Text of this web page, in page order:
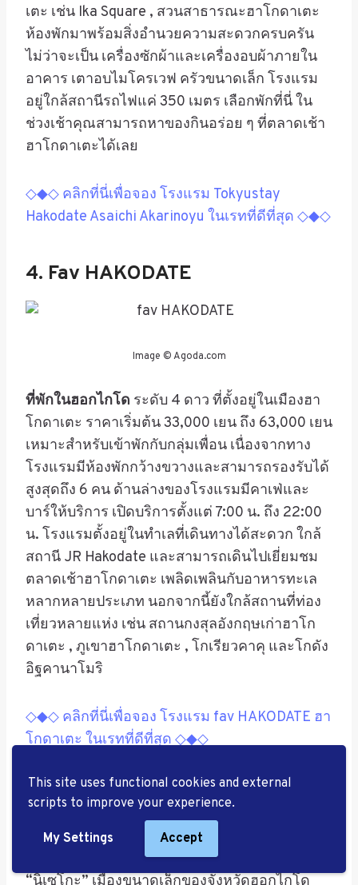
This site uses functional cookies and external
scripts to improve your experience.
My Settings Accept
เตะ เช่น Ika Square , สวนสาธารณะฮาโกดาเตะ
ห้องพักมาพร้อมสิ่งอำนวยความสะดวกครบครัน
ไม่ว่าจะเป็น เครื่องซักผ้าและเครื่องอบผ้าภายใน
อาคาร เตาอบไมโครเวฟ ครัวขนาดเล็ก โรงแรม
อยู่ใกล้สถานีรถไฟแค่ 350 เมตร เลือกพักที่นี่ ใน
ช่วงเช้าคุณสามารถหาของกินอร่อย ๆ ที่ตลาดเช้า
ฮาโกดาเตะได้เลย
◇◆◇ คลิกที่นี่เพื่อจอง โรงแรม Tokyustay
Hakodate Asaichi Akarinoyu ในเรทที่ดีที่สุด ◇◆◇
4. Fav HAKODATE
Image © Agoda.com
ที่พักในฮอกไกโด ระดับ 4 ดาว ที่ตั้งอยู่ในเมืองฮา
โกดาเตะ ราคาเริ่มต้น33,000 เยน ถึง 63,000 เยน
เหมาะสำหรับเข้าพักกับกลุ่มเพื่อน เนื่องจากทาง
โรงแรมมีห้องพักกว้างขวางและสามารถรองรับได้
สูงสุดถึง 6 คน ด้านล่างของโรงแรมมีคาเฟ่และ
บาร์ให้บริการ เปิดบริการตั้งแต่ 7:00 น. ถึง 22:00
น. โรงแรมตั้งอยู่ในทำเลที่เดินทางได้สะดวก ใกล้
สถานี JR Hakodate และสามารถเดินไปเยี่ยมชม
ตลาดเช้าฮาโกดาเตะ เพลิดเพลินกับอาหารทะเล
หลากหลายประเภท นอกจากนี้ยังใกล้สถานที่ท่อง
เที่ยวหลายแห่ง เช่น สถานกงสุลอังกฤษเก่าฮาโก
ดาเตะ , ภูเขาฮาโกดาเตะ , โกเรียวคาคุ และโกดัง
อิฐคานาโมริ
◇◆◇ คลิกที่นี่เพื่อจอง โรงแรม fav HAKODATE ฮา
โกดาเตะ ในเรทที่ดีที่สุด ◇◆◇
ที่พักในฮอกไกโดย่านนิเซ
โกะ